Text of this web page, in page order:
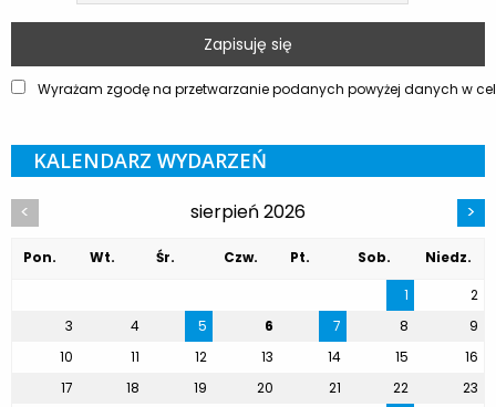
Wyrażam zgodę na przetwarzanie podanych powyżej danych w
KALENDARZ WYDARZEŃ
< sierpień 2026 >
Pon. Wt. Śr. Czw. Pt. Sob.
Niedz.
1
2
3
4 5 6 7 8
9
10
11 12 13 14 15
16
17
18 19 20 21 22
23